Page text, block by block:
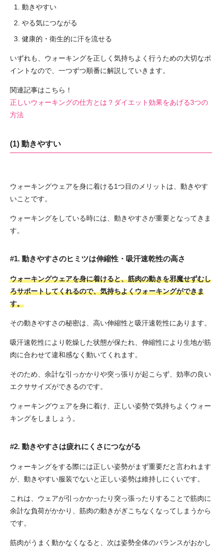
動きやすい
やる気につながる
健康的・衛生的に汗を流せる
いずれも、ウォーキングを正しく気持ちよく行うための大切なポ
イントなので、一つずつ順番に解説していきます。
関連記事はこちら！
正しいウォーキングの仕方とは？ダイエット効果をあげる3つの
方法
(1) 動きやすい
ウォーキングウェアを身に着ける1つ目のメリットは、動きやす
いことです。
ウォーキングをしている時には、動きやすさが重要となってきま
す。
#1. 動きやすさのヒミツは伸縮性・吸汗速乾性の高さ
ウォーキングウェアを身に着けると、筋肉の動きを邪魔せずむし
ろサポートしてくれるので、気持ちよくウォーキングができま
す。
その動きやすさの秘密は、高い伸縮性と吸汗速乾性にあります。
吸汗速乾性により乾燥した状態が保たれ、伸縮性により生地が筋
肉に合わせて違和感なく動いてくれます。
そのため、余計な引っかかりや突っ張りが起こらず、効率の良い
エクササイズができるのです。
ウォーキングウェアを身に着け、正しい姿勢で気持ちよくウォー
キングをしましょう。
#2. 動きやすさは疲れにくさにつながる
ウォーキングをする際には正しい姿勢がまず重要だと言われます
が、動きやすい服装でないと正しい姿勢は維持しにくいです。
これは、ウェアが引っかかったり突っ張ったりすることで筋肉に
余計な負荷がかかり、筋肉の動きがぎこちなくなってしまうから
です。
筋肉がうまく動かなくなると、次は姿勢全体のバランスがおかし